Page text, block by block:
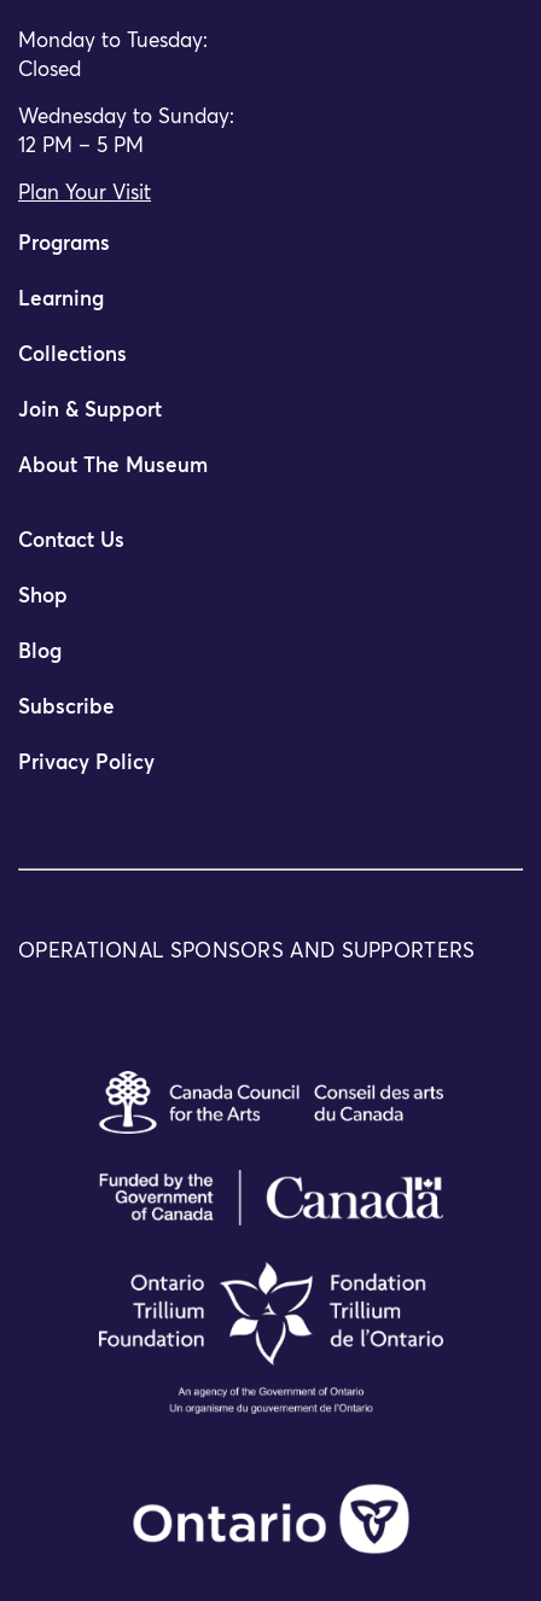
Monday to Tuesday:
Closed
Wednesday to Sunday:
12 PM – 5 PM
Plan Your Visit
Programs
Learning
Collections
Join & Support
About The Museum
Contact Us
Shop
Blog
Subscribe
Privacy Policy
OPERATIONAL SPONSORS AND SUPPORTERS